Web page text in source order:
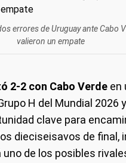
errores de Uruguay ante Cabo
valieron un empate
2-2 con Cabo Verde en
H del Mundial 2026
clave para
dieciseisavos de final,
uno de los posibles